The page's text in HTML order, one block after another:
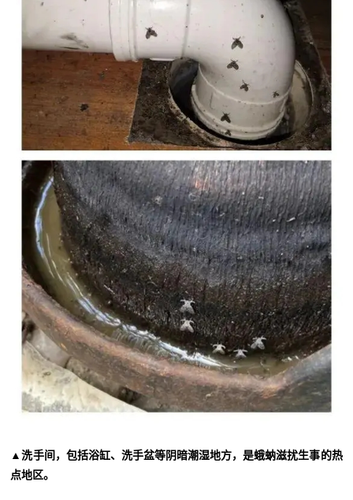
▲洗手间，包括浴缸、洗手盆等阴暗潮湿地方，是蛾蚋滋扰生事的热
点地区。